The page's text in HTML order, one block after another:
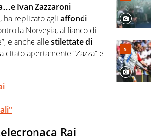
Ivan Zazzaroni
ha replicato agli affondi
la Norvegia, al fianco di
e anche alle stilettate di
citato apertamente “Zazza” e
Rai